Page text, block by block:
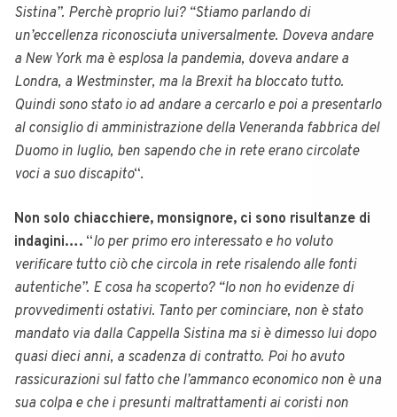
Sistina”. Perchè proprio lui? “Stiamo parlando di
un’eccellenza riconosciuta universalmente. Doveva andare
a New York ma è esplosa la pandemia, doveva andare a
Londra, a Westminster, ma la Brexit ha bloccato tutto.
Quindi sono stato io ad andare a cercarlo e poi a presentarlo
al consiglio di amministrazione della Veneranda fabbrica del
Duomo in luglio, ben sapendo che in rete erano circolate
voci a suo discapito“.
Non solo chiacchiere, monsignore, ci sono risultanze di
indagini…. “Io per primo ero interessato e ho voluto
verificare tutto ciò che circola in rete risalendo alle fonti
autentiche”. E cosa ha scoperto? “Io non ho evidenze di
provvedimenti ostativi. Tanto per cominciare, non è stato
mandato via dalla Cappella Sistina ma si è dimesso lui dopo
quasi dieci anni, a scadenza di contratto. Poi ho avuto
rassicurazioni sul fatto che l’ammanco economico non è una
sua colpa e che i presunti maltrattamenti ai coristi non